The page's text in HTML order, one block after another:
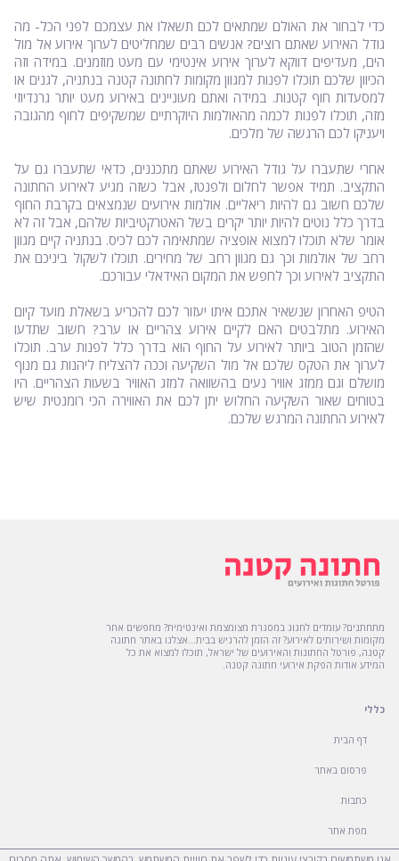
כדי לבחור את האולם שמתאים לכם תשאלו את עצמכם לפני הכל- מה
גודל האירוע שאתם רוצים? אנשים רבים שמחליטים לערוך אירוע אל מול
הים, מעדיפים דווקא לערוך אירוע אינטימי עם מעט מוזמנים. במידה וזה
הכיוון שלכם תוכלו לפנות למגוון מקומות לחתונה קטנה בנתניה, לגנים או
למסעדות חוף קטנות. במידה ואתם מעוניינים באירוע מעט יותר גרנדיוזי
מזה, תוכלו לפנות לכמה מהאולמות היוקרתיים שמשקיפים לחוף מהגובה
ויעניקו לכם הרגשה של מלכים.
אחרי שתעברו על גודל האירוע שאתם מתכננים, כדאי שתעברו גם על
התקציב. תמיד אפשר לחלום ולפנטז, אבל כשזה מגיע לאירוע החתונה
שלכם חשוב גם להיות ריאליים. אולמות אירועים שנמצאים בקרבת החוף
בדרך כלל נוטים להיות יותר יקרים בשל האטרקטיביות שלהם, אבל זה לא
אומר שלא תוכלו למצוא אופציה שמתאימה לכם לכיס. בנתניה קיים מגוון
רחב של אולמות וכך גם מגוון רחב של מחירים. תוכלו לשקול ביניכם את
התקציב לאירוע וכך לחפש את המקום האידאלי עבורכם.
הטיפ האחרון שנשאיר אתכם איתו יעזור לכם להכריע בשאלת מועד קיום
האירוע. מתלבטים האם לקיים אירוע צהריים או ערב? חשוב שתדעו
שהזמן הטוב ביותר לאירוע על החוף הוא בדרך כלל לפנות ערב. תוכלו
לערוך את הטקס שלכם אל מול השקיעה וככה להצליח ליהנות גם מנוף
מושלם וגם ממזג אוויר נעים בהשוואה למזג האוויר בשעות הצהריים. היו
בטוחים שאור השקיעה החלוש יתן לכם את האווירה הכי רומנטית שיש
לאירוע החתונה המרגש שלכם.
מתחתנים? עומדים לחגוג במסגרת מצומצמת ואינטימית? מחפשים אחר
מקומות ושירותים לאירוע? זה הזמן להרגיש בבית...אצלנו באתר חתונה
קטנה, פורטל החתונות והאירועים של ישראל, תוכלו למצוא את כל
המידע אודות הפקת אירועי חתונה קטנה.
כללי
דף הבית
פרסום באתר
כתבות
מפת אתר